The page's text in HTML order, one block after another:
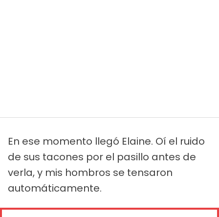
En ese momento llegó Elaine. Oí el ruido
de sus tacones por el pasillo antes de
verla, y mis hombros se tensaron
automáticamente.